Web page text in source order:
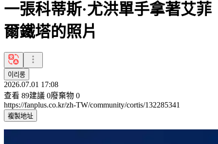
一張科蒂斯·尤洪單手拿著艾菲
爾鐵塔的照片
이리롱
2026.07.01 17:08
查看 89建議 0廢棄物 0
https://fanplus.co.kr/zh-TW/community/cortis/132285341
複製地址